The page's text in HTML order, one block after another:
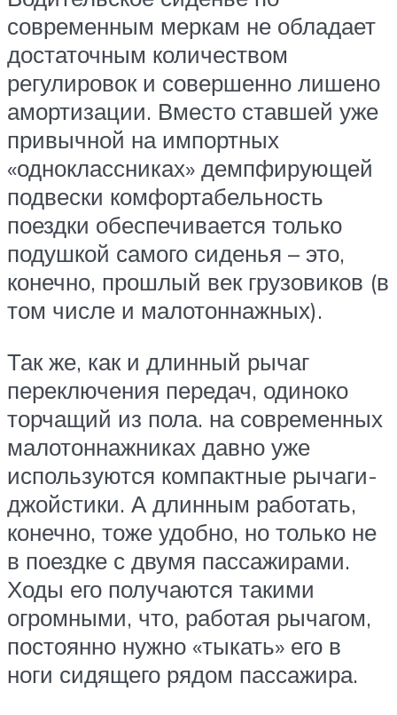
современным меркам не обладает
достаточным количеством
регулировок и совершенно лишено
амортизации. Вместо ставшей уже
привычной на импортных
«одноклассниках» демпфирующей
подвески комфортабельность
поездки обеспечивается только
подушкой самого сиденья – это,
конечно, прошлый век грузовиков (в
том числе и малотоннажных).
Так же, как и длинный рычаг
переключения передач, одиноко
торчащий из пола. на современных
малотоннажниках давно уже
используются компактные рычаги-
джойстики. А длинным работать,
конечно, тоже удобно, но только не
в поездке с двумя пассажирами.
Ходы его получаются такими
огромными, что, работая рычагом,
постоянно нужно «тыкать» его в
ноги сидящего рядом пассажира.